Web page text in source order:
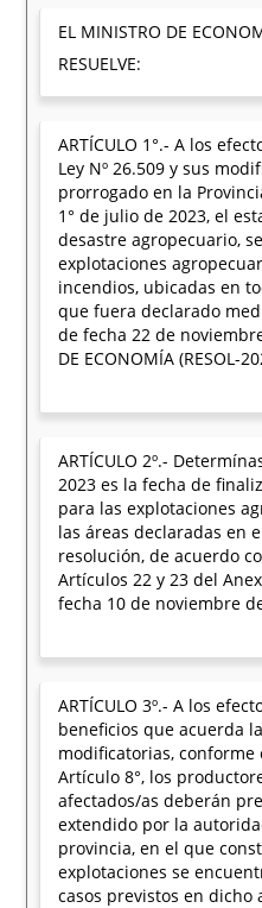
EL MINISTRO DE
RESUELVE:
ARTÍCULO 1°.- A los
Ley Nº 26.509 y sus
prorrogado en la
1° de julio de 2023, el
desastre agropecuario,
explotaciones
incendios, ubicadas en
que fuera declarado
de fecha 22 de
DE ECONOMÍA (RESOL-
ARTÍCULO 2º.-
2023 es la fecha de
para las explotaciones
las áreas declaradas en
resolución, de acuerdo
Artículos 22 y 23 del
fecha 10 de noviembre
ARTÍCULO 3º.- A los
beneficios que acuerda
modificatorias,
Artículo 8°, los
afectados/as deberán
extendido por la
provincia, en el que
explotaciones se
casos previstos en dicho